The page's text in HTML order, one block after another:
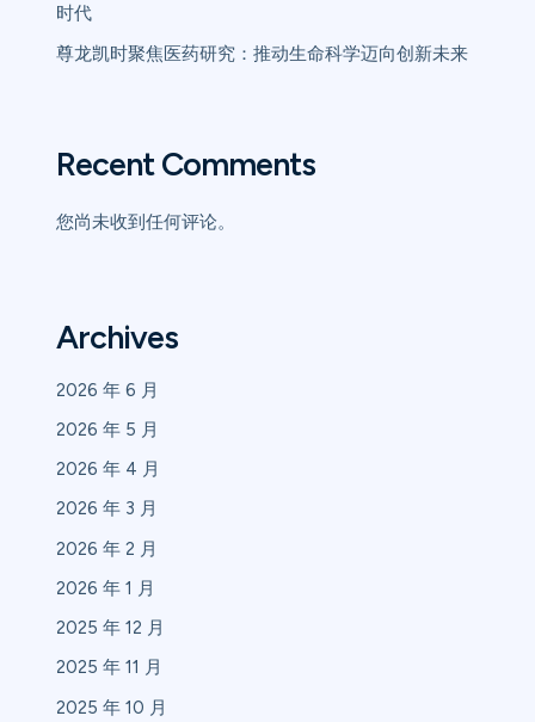
时代
尊龙凯时聚焦医药研究：推动生命科学迈向创新未来
Recent Comments
您尚未收到任何评论。
Archives
2026 年 6 月
2026 年 5 月
2026 年 4 月
2026 年 3 月
2026 年 2 月
2026 年 1 月
2025 年 12 月
2025 年 11 月
2025 年 10 月